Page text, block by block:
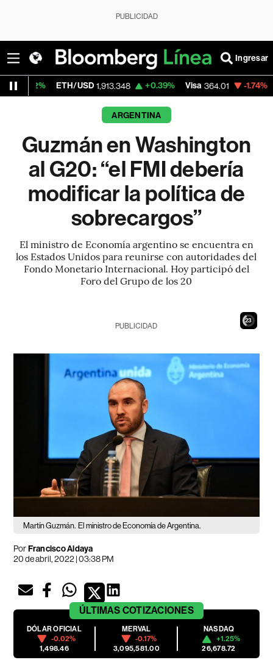
PUBLICIDAD
Ingresar
ETH/USD 1,913.348 +0.39% Visa 364.01 -1.74%
ARGENTINA
Guzmán en Washington
al G20: “el FMI debería
modificar la política de
sobrecargos”
El ministro de Economía argentino se encuentra en
los Estados Unidos para reunirse con autoridades del
Fondo Monetario Internacional. Hoy participó del
Foro del Grupo de los 20
21
PUBLICIDAD
Martín Guzmán. El ministro de Economía de Argentina.
PorFrancisco Aldaya
20 de abril, 2022 | 03:38 PM
ÚLTIMAS COTIZACIONES
DÓLAR OFICIAL
-0.02%
1,498.46
MERVAL
-0.17%
3,095,581.00
NASDAQ
+1.25%
26,678.72